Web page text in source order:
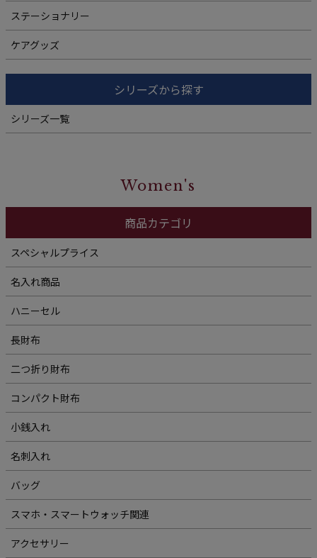
ステーショナリー
ケアグッズ
シリーズから探す
シリーズ一覧
Women's
商品カテゴリ
スペシャルプライス
名入れ商品
ハニーセル
長財布
二つ折り財布
コンパクト財布
小銭入れ
名刺入れ
バッグ
スマホ・スマートウォッチ関連
アクセサリー